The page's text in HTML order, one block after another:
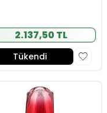
2.137,50 TL
Tükendi